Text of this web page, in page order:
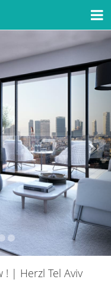
| Herzl Tel Aviv